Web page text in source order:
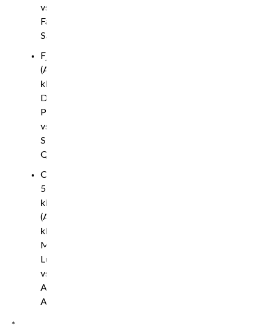
vs.
Fawad
Safari
Fjädervikt
(A-
klass):
David
Patti
vs.
Sina
Qurban
Catchvikt
59
kilo
(A-
klass):
Michaela
Lundholm
vs.
Azra
Ayhan
*